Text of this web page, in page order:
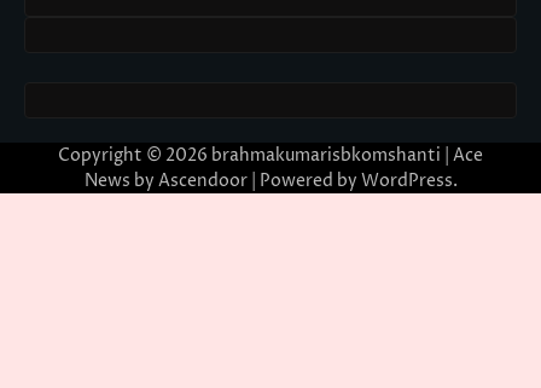
Copyright © 2026 brahmakumarisbkomshanti | Ace
News by Ascendoor| Powered by WordPress.